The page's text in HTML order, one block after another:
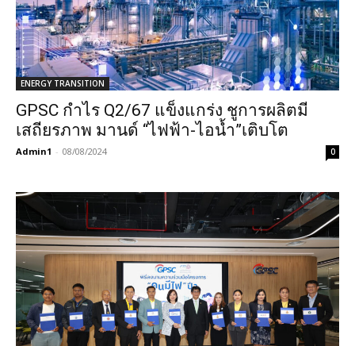
ENERGY TRANSITION
GPSC กำไร Q2/67 แข็งแกร่ง ชูการผลิตมี
เสถียรภาพ มานด์ “ไฟฟ้า-ไอน้ำ”เติบโต
Admin1 - 08/08/2024 0